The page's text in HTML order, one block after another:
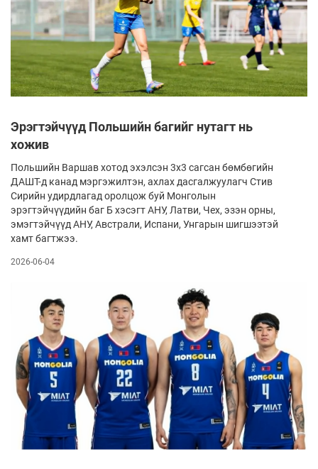
Эрэгтэйчүүд Польшийн багийг нутагт нь
хожив
Польшийн Варшав хотод эхэлсэн 3х3 сагсан бөмбөгийн
ДАШТ-д канад мэргэжилтэн, ахлах дасгалжуулагч Стив
Сирийн удирдлагад оролцож буй Монголын
эрэгтэйчүүдийн баг Б хэсэгт АНУ, Латви, Чех, эзэн орны,
эмэгтэйчүүд АНУ, Австрали, Испани, Унгарын шигшээтэй
хамт багтжээ.
2026-06-04